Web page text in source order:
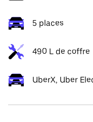
5 places
490 L de coffre
UberX, Uber